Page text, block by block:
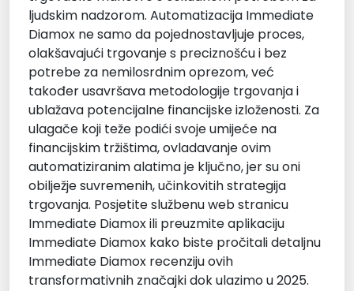
ljudskim nadzorom. Automatizacija Immediate
Diamox ne samo da pojednostavljuje proces,
olakšavajući trgovanje s preciznošću i bez
potrebe za nemilosrdnim oprezom, već
također usavršava metodologije trgovanja i
ublažava potencijalne financijske izloženosti. Za
ulagače koji teže podići svoje umijeće na
financijskim tržištima, ovladavanje ovim
automatiziranim alatima je ključno, jer su oni
obilježje suvremenih, učinkovitih strategija
trgovanja. Posjetite službenu web stranicu
Immediate Diamox ili preuzmite aplikaciju
Immediate Diamox kako biste pročitali detaljnu
Immediate Diamox recenziju ovih
transformativnih značajki dok ulazimo u 2025.